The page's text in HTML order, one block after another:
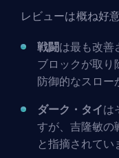
レビューは概ね好
戦闘は最も改善
ブロックが取
防御的なスロー
ダーク・タイは
すが、吉隆敏の
と指摘されてい